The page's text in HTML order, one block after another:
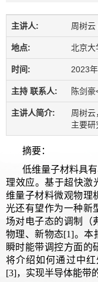
主讲人: 周树云
地点: 北京大
时间: 2023
主持 联系人: 陈剑
主讲人简介:
周树
主要
摘要：
低维量子材料具
理效应。基于超快
维量子材料微观物理
光还有望作为一种新
场对电子态的调制（
物理、新物态[1]。本
瞬时能带调控方面的
将介绍如何通过中
[3]，实现半导体能带